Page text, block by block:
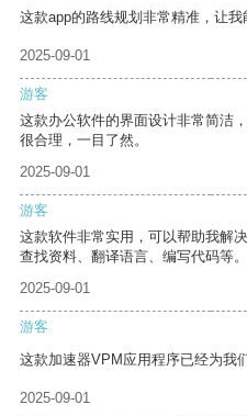
这款app的路线规划非常精准，让我
2025-09-01
游客
这款办公软件的界面设计非常简洁
很合理，一目了然。
2025-09-01
游客
这款软件非常实用，可以帮助我解
查找资料、翻译语言、编写代码等。
2025-09-01
游客
这款加速器VPM应用程序已经为我
2025-09-01